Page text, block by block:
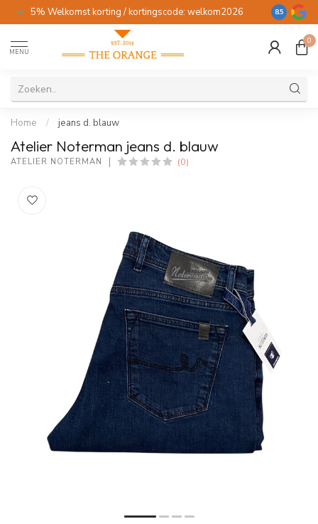
5% Welkomst korting / kortingscode: welkom2026 Gratis
8.5
MENU
0
Home / jeans d. blauw
Atelier Noterman jeans d. blauw
ATELIER NOTERMAN (0)